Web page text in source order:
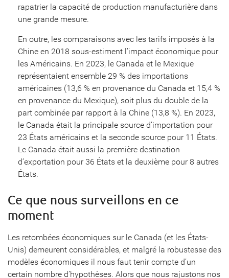
rapatrier la capacité de production manufacturière dans
une grande mesure.
En outre, les comparaisons avec les tarifs imposés à la
Chine en 2018 sous-estiment l’impact économique pour
les Américains. En 2023, le Canada et le Mexique
représentaient ensemble 29 % des importations
américaines (13,6 % en provenance du Canada et 15,4 %
en provenance du Mexique), soit plus du double de la
part combinée par rapport à la Chine (13,8 %). En 2023,
le Canada était la principale source d’importation pour
23 États américains et la seconde source pour 11 États.
Le Canada était aussi la première destination
d’exportation pour 36 États et la deuxième pour 8 autres
États.
Ce que nous surveillons en ce
moment
Les retombées économiques sur le Canada (et les États-
Unis) demeurent considérables, et malgré la robustesse des
modèles économiques il nous faut tenir compte d’un
certain nombre d’hypothèses. Alors que nous rajustons nos